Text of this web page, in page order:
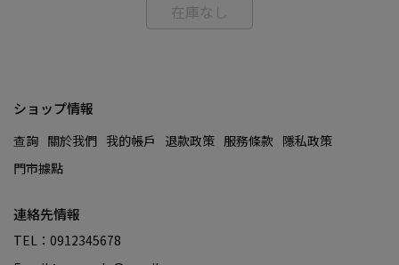
在庫なし
ショップ情報
查詢 關於我們 我的帳戶 退款政策 服務條款 隱私政策
門市據點
連絡先情報
TEL：0912345678